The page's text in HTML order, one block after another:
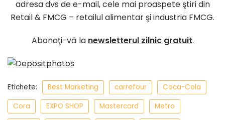
adresa dvs de e-mail, cele mai proaspete ştiri din
Retail & FMCG – retailul alimentar şi industria FMCG.
Abonaţi-vă la newsletterul zilnic gratuit.
Etichete: Best Marketing carrefour
Coca-Cola
Cora
EXPO SHOP Mastercard
Metro